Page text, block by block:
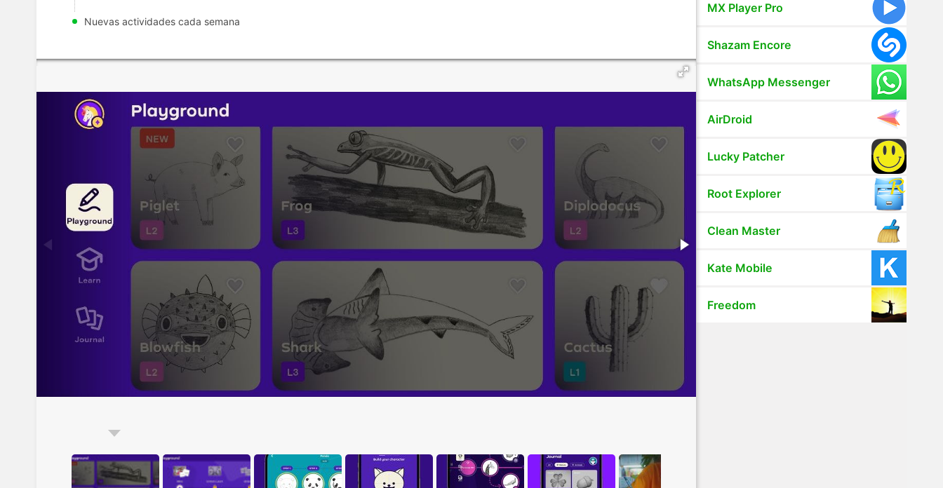
Nuevas actividades cada semana
MX Player Pro
Shazam Encore
WhatsApp Messenger
AirDroid
Lucky Patcher
Root Explorer
Clean Master
Kate Mobile
Freedom